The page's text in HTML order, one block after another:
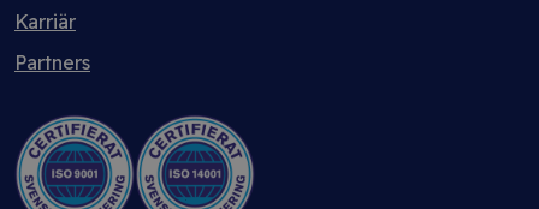
Karriär
Partners